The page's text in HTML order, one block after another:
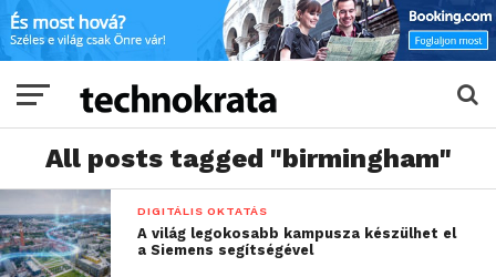
All posts tagged "birmingham"
DIGITÁLIS OKTATÁS
A világ legokosabb kampusza készülhet el
a Siemens segítségével